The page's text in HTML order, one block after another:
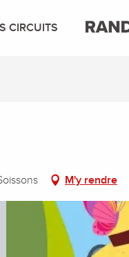
CIRCUITS
M'y rendre